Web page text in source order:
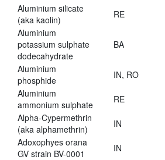
Aluminium silicate
(aka kaolin)
RE
Aluminium
potassium sulphate
dodecahydrate
BA
Aluminium
phosphide
IN, RO
Aluminium
ammonium sulphate
RE
Alpha-Cypermethrin
(aka alphamethrin)
IN
Adoxophyes orana
GV strain BV-0001
IN